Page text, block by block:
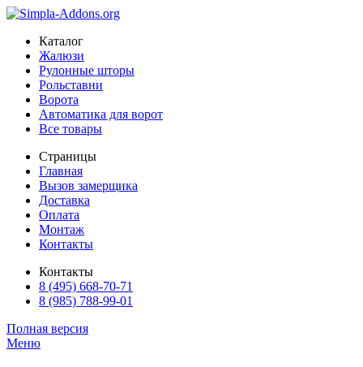
Каталог
Жалюзи
Рулонные шторы
Рольставни
Ворота
Автоматика для ворот
Все товары
Страницы
Главная
Вызов замерщика
Доставка
Оплата
Монтаж
Контакты
Контакты
8 (495) 668-70-71
8 (985) 788-99-01
Полная версия
Меню